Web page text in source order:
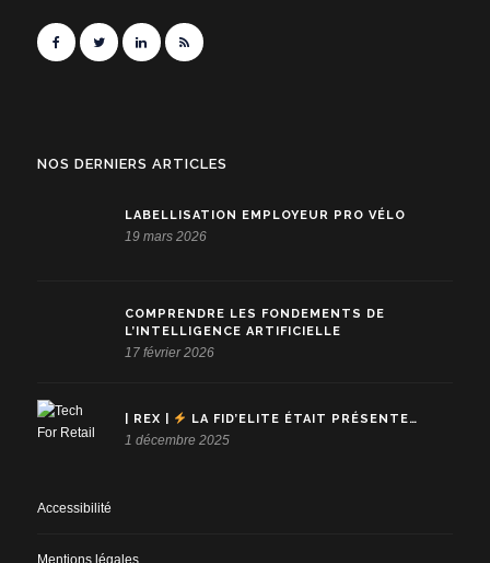
NOS DERNIERS ARTICLES
LABELLISATION EMPLOYEUR PRO VÉLO
19 mars 2026
COMPRENDRE LES FONDEMENTS DE
L’INTELLIGENCE ARTIFICIELLE
17 février 2026
| REX | LA FID’ELITE ÉTAIT PRÉSENTE…
1 décembre 2025
Accessibilité
Mentions légales